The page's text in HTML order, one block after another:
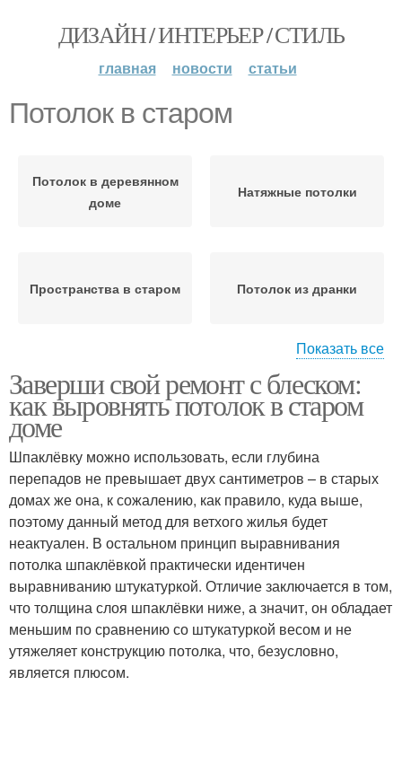
ДИЗАЙН / ИНТЕРЬЕР / СТИЛЬ
главная новости статьи
Потолок в старом
Потолок в деревянном
доме
Натяжные потолки
Пространства в старом Потолок из дранки
Низкие потолки Новый потолок
Деревянный потолок Потолок для покупки
Потолок за секунды
Потолок перед
установкой
Потолок в доме
Показать все
Заверши свой ремонт с блеском:
как выровнять потолок в старом
доме
Шпаклёвку можно использовать, если глубина
перепадов не превышает двух сантиметров – в старых
домах же она, к сожалению, как правило, куда выше,
поэтому данный метод для ветхого жилья будет
неактуален. В остальном принцип выравнивания
потолка шпаклёвкой практически идентичен
выравниванию штукатуркой. Отличие заключается в том,
что толщина слоя шпаклёвки ниже, а значит, он обладает
меньшим по сравнению со штукатуркой весом и не
утяжеляет конструкцию потолка, что, безусловно,
является плюсом.